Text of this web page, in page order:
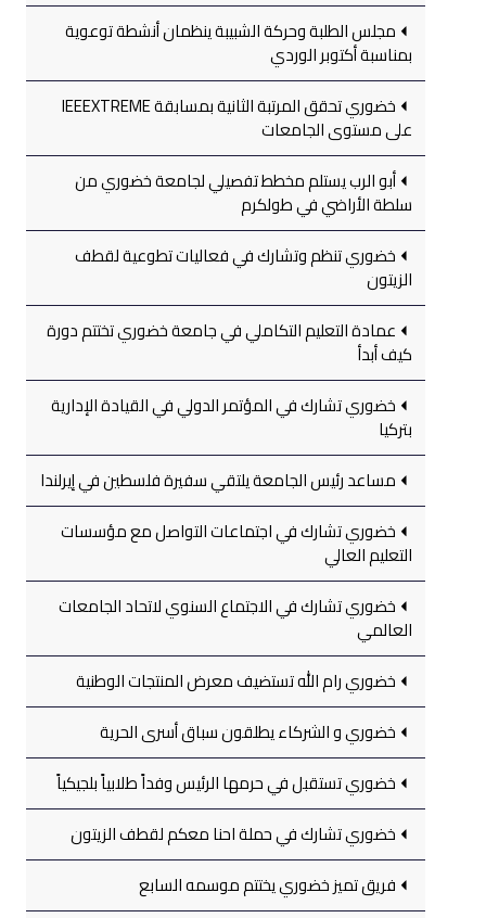
مجلس الطلبة وحركة الشبيبة ينظمان أنشطة توعوية
بمناسبة أكتوبر الوردي
خضوري تحقق المرتبة الثانية بمسابقة IEEEXTREME
على مستوى الجامعات
أبو الرب يستلم مخطط تفصيلي لجامعة خضوري من
سلطة الأراضي في طولكرم
خضوري تنظم وتشارك في فعاليات تطوعية لقطف
الزيتون
عمادة التعليم التكاملي في جامعة خضوري تختتم دورة
كيف أبدأ
خضوري تشارك في المؤتمر الدولي في القيادة الإدارية
بتركيا
مساعد رئيس الجامعة يلتقي سفيرة فلسطين في إيرلندا
خضوري تشارك في اجتماعات التواصل مع مؤسسات
التعليم العالي
خضوري تشارك في الاجتماع السنوي لاتحاد الجامعات
العالمي
خضوري رام الله تستضيف معرض المنتجات الوطنية
خضوري و الشركاء يطلقون سباق أسرى الحرية
خضوري تستقبل في حرمها الرئيس وفداً طلابياً بلجيكياً
خضوري تشارك في حملة احنا معكم لقطف الزيتون
فريق تميز خضوري يختتم موسمه السابع